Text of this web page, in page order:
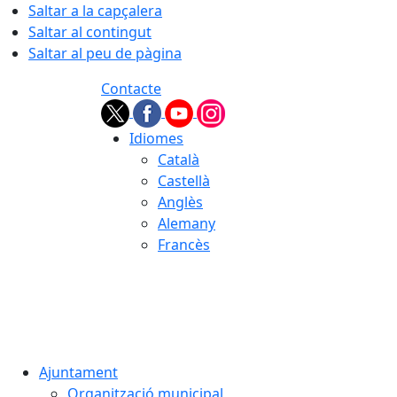
Saltar a la capçalera
Saltar al contingut
Saltar al peu de pàgina
Contacte
Idiomes
Català
Castellà
Anglès
Alemany
Francès
Ajuntament